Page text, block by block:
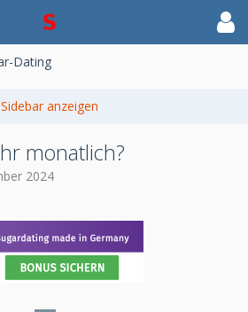
Dating
monatlich?
2024